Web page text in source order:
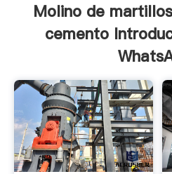
Molino de
cemento